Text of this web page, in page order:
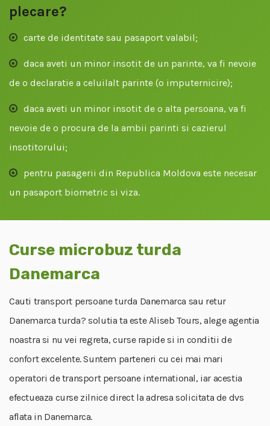
plecare?
carte de identitate sau pasaport valabil;
daca aveti un minor insotit de un parinte, va fi nevoie
de o declaratie a celuilalt parinte (o imputernicire);
daca aveti un minor insotit de o alta persoana, va fi
nevoie de o procura de la ambii parinti si cazierul
insotitorului;
pentru pasagerii din Republica Moldova este necesar
un pasaport biometric si viza.
Curse microbuz turda
Danemarca
Cauti transport persoane turda Danemarca sau retur
Danemarca turda? solutia ta este Aliseb Tours, alege agentia
noastra si nu vei regreta, curse rapide si in conditii de
confort excelente. Suntem parteneri cu cei mai mari
operatori de transport persoane international, iar acestia
efectueaza curse zilnice direct la adresa solicitata de dvs
aflata in Danemarca.